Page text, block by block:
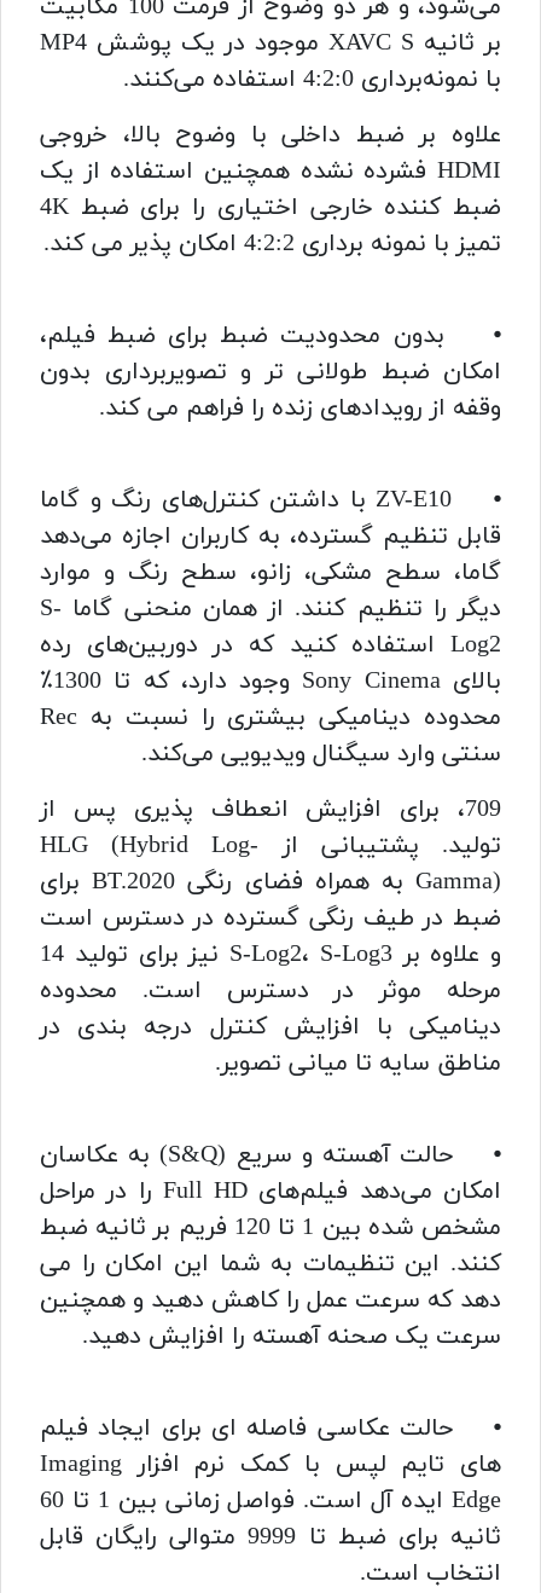
می‌شود، و هر دو وضوح از فرمت 100 مگابیت
بر ثانیه XAVC S موجود در یک پوشش MP4
با نمونه‌برداری 4:2:0 استفاده می‌کنند.
علاوه بر ضبط داخلی با وضوح بالا، خروجی
HDMI فشرده نشده همچنین استفاده از یک
ضبط کننده خارجی اختیاری را برای ضبط 4K
تمیز با نمونه برداری 4:2:2 امکان پذیر می کند.
⦁ بدون محدودیت ضبط برای ضبط فیلم،
امکان ضبط طولانی تر و تصویربرداری بدون
وقفه از رویدادهای زنده را فراهم می کند.
⦁ ZV-E10 با داشتن کنترل‌های رنگ و گاما
قابل تنظیم گسترده، به کاربران اجازه می‌دهد
گاما، سطح مشکی، زانو، سطح رنگ و موارد
دیگر را تنظیم کنند. از همان منحنی گاما S-
Log2 استفاده کنید که در دوربین‌های رده
بالای Sony Cinema وجود دارد، که تا 1300٪
محدوده دینامیکی بیشتری را نسبت به Rec
سنتی وارد سیگنال ویدیویی می‌کند.
709، برای افزایش انعطاف پذیری پس از
تولید. پشتیبانی از HLG (Hybrid Log-
Gamma) به همراه فضای رنگی BT.2020 برای
ضبط در طیف رنگی گسترده در دسترس است
و علاوه بر S-Log2، S-Log3 نیز برای تولید 14
مرحله موثر در دسترس است. محدوده
دینامیکی با افزایش کنترل درجه بندی در
مناطق سایه تا میانی تصویر.
⦁ حالت آهسته و سریع (S&Q) به عکاسان
امکان می‌دهد فیلم‌های Full HD را در مراحل
مشخص شده بین 1 تا 120 فریم بر ثانیه ضبط
کنند. این تنظیمات به شما این امکان را می
دهد که سرعت عمل را کاهش دهید و همچنین
سرعت یک صحنه آهسته را افزایش دهید.
⦁ حالت عکاسی فاصله ای برای ایجاد فیلم
های تایم لپس با کمک نرم افزار Imaging
Edge ایده آل است. فواصل زمانی بین 1 تا 60
ثانیه برای ضبط تا 9999 متوالی رایگان قابل
انتخاب است.